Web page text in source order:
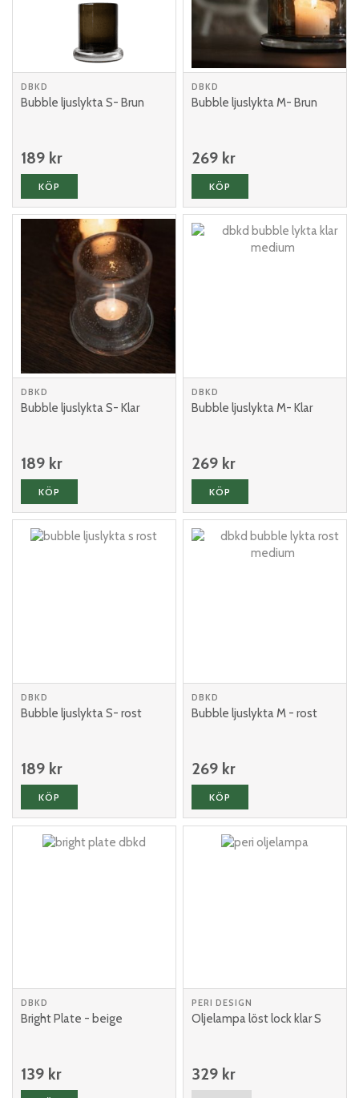
DBKD
Bubble ljuslykta S- Brun
189 kr
KÖP
DBKD
Bubble ljuslykta M- Brun
269 kr
KÖP
DBKD
Bubble ljuslykta S- Klar
189 kr
KÖP
DBKD
Bubble ljuslykta M- Klar
269 kr
KÖP
DBKD
Bubble ljuslykta S- rost
189 kr
KÖP
DBKD
Bubble ljuslykta M - rost
269 kr
KÖP
DBKD
Bright Plate - beige
139 kr
PERI DESIGN
Oljelampa löst lock klar S
329 kr